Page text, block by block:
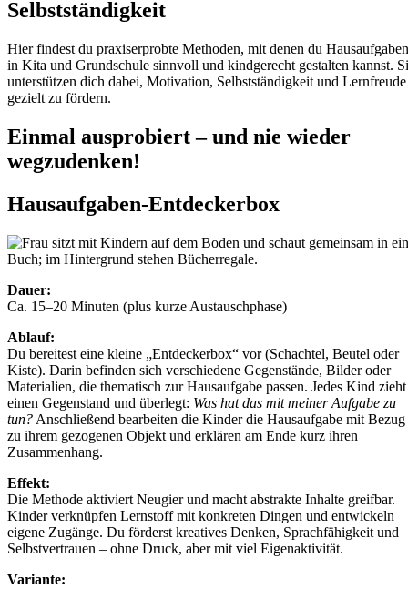
Selbstständigkeit
Hier findest du praxiserprobte Methoden, mit denen du Hausaufgaben
in Kita und Grundschule sinnvoll und kindgerecht gestalten kannst.
unterstützen dich dabei, Motivation, Selbstständigkeit und Lernfreude
gezielt zu fördern.
Einmal ausprobiert – und nie wieder
wegzudenken!
Hausaufgaben-Entdeckerbox
Dauer:
Ca. 15–20 Minuten (plus kurze Austauschphase)
Ablauf:
Du bereitest eine kleine „Entdeckerbox“ vor (Schachtel, Beutel oder
Kiste). Darin befinden sich verschiedene Gegenstände, Bilder oder
Materialien, die thematisch zur Hausaufgabe passen. Jedes Kind zieht
einen Gegenstand und überlegt: Was hat das mit meiner Aufgabe zu
tun? Anschließend bearbeiten die Kinder die Hausaufgabe mit Bezug
zu ihrem gezogenen Objekt und erklären am Ende kurz ihren
Zusammenhang.
Effekt:
Die Methode aktiviert Neugier und macht abstrakte Inhalte greifbar.
Kinder verknüpfen Lernstoff mit konkreten Dingen und entwickeln
eigene Zugänge. Du förderst kreatives Denken, Sprachfähigkeit und
Selbstvertrauen – ohne Druck, aber mit viel Eigenaktivität.
Variante: